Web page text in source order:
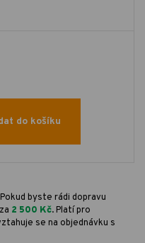
do košíku
byste rádi dopravu
2 500 Kč. Platí pro
se na objednávku s